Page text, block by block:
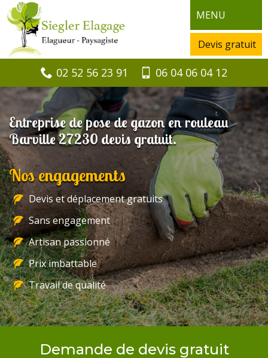
MENU
Devis gratuit
02 52 56 23 91 06 04 06 04 12
Entreprise de pose de gazon en rouleau
Barville 27230 devis gratuit.
Nos engagements
Devis et déplacement gratuits
Sans engagement
Artisan passionné
Prix imbattable
Travail de qualité
Demande de devis gratuit